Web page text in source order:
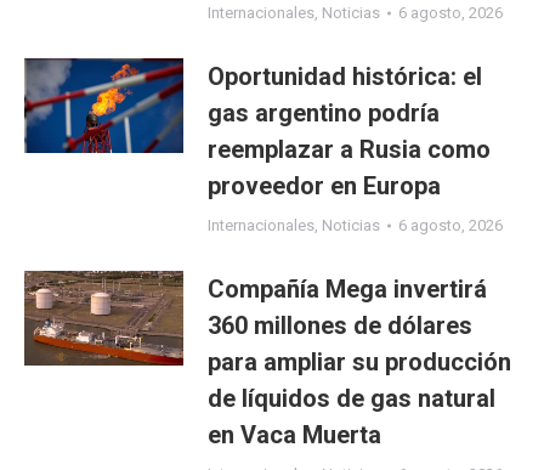
Internacionales, Noticias 6 agosto, 2026
Oportunidad histórica: el
gas argentino podría
reemplazar a Rusia como
proveedor en Europa
Internacionales, Noticias 6 agosto, 2026
Compañía Mega invertirá
360 millones de dólares
para ampliar su producción
de líquidos de gas natural
en Vaca Muerta